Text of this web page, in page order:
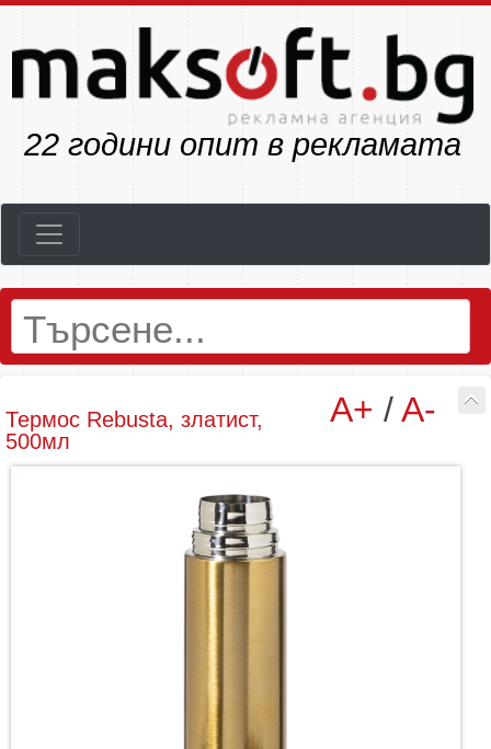
25 години опит в рекламата
A+ /A-
Термос Rebusta, златист,
500мл